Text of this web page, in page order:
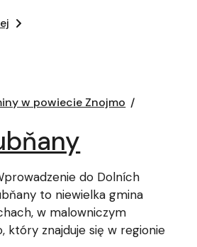
w powiecie Znojmo
do Dolních
to niewielka gmina
w malowniczym
który znajduje się w regionie